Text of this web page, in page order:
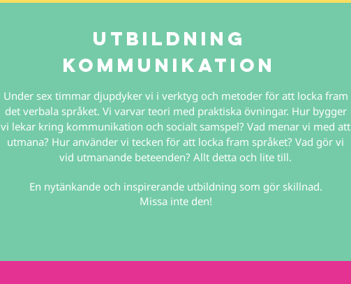
utbildning
Kommunikation
Under sex timmar djupdyker vi i verktyg och metoder för att locka fram
det verbala språket. Vi varvar teori med praktiska övningar. Hur bygger
vi lekar kring kommunikation och socialt samspel? Vad menar vi med att
utmana? Hur använder vi tecken för att locka fram språket? Vad gör vi
vid utmanande beteenden? Allt detta och lite till.
En nytänkande och inspirerande utbildning som gör skillnad.
Missa inte den!